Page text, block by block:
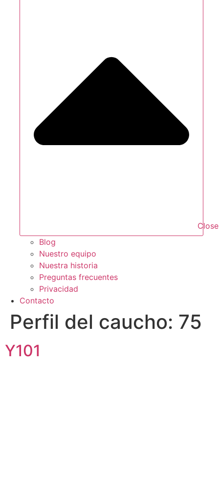
Blog
Nuestro equipo
Nuestra historia
Preguntas frecuentes
Privacidad
Contacto
Perfil del caucho: 75
Y101